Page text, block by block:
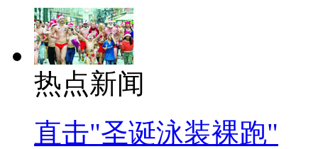
热点新闻
直击"圣诞泳装裸跑"